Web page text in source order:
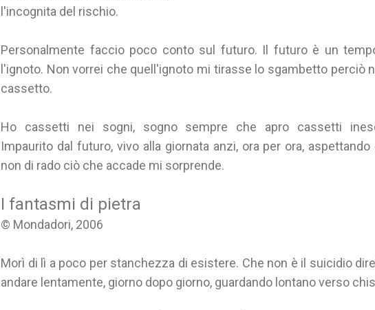
l'incognita del rischio.
Personalmente faccio poco conto sul futuro. Il futuro è un
l'ignoto. Non vorrei che quell'ignoto mi tirasse lo sgambetto perciò
cassetto.
Ho cassetti nei sogni, sogno sempre che apro cassetti
Impaurito dal futuro, vivo alla giornata anzi, ora per ora,
non di rado ciò che accade mi sorprende.
I fantasmi di pietra
© Mondadori, 2006
Morì di lì a poco per stanchezza di esistere. Che non è il suicidio
andare lentamente, giorno dopo giorno, guardando lontano verso